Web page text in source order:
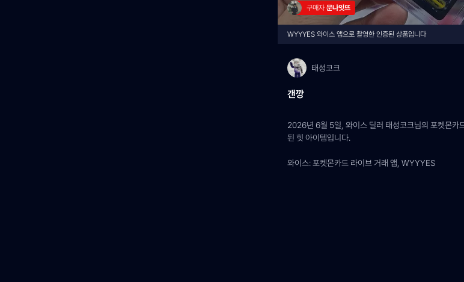
구매자 문나잇뜨
WYYYES 와이스 앱으로 촬영한 인증된 상품입니다
태성코크
갠깡
2026년 6월 5일, 와이스 딜러 태성코크님의 포켓몬카
된 힛 아이템입니다.
와이스: 포켓몬카드 라이브 거래 앱, WYYYES